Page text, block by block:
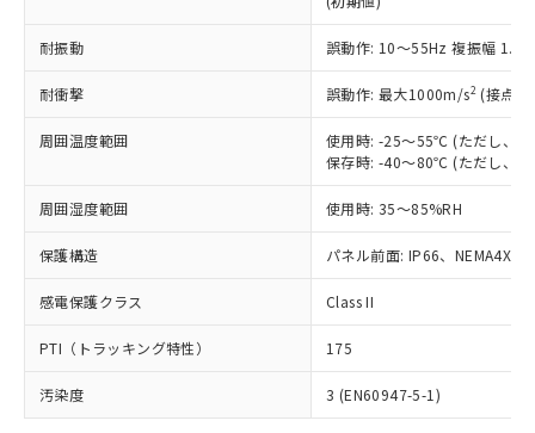
耐振動 誤動作: 10～55Hz 複振幅
耐衝撃 誤動作: 最大1000m/s2 (接点
周囲温度範囲
使用時: -25～55℃ (ただし、氷
保存時: -40～80℃ (ただし、氷
周囲湿度範囲 使用時: 35～85%RH
保護構造 パネル前面: IP66、NEMA4X,
感電保護クラス Class II
PTI（トラッキング特性） 175
汚染度 3 (EN60947-5-1)
正式な納期状況および標準価格はお客
様のお取引先、またはお客様担当のオ
オムロン制御機器販売店や当社販売拠
販売ネットワーク
」をご確認
在庫状況および標準価格結果を当社の
事前の承諾なく第三者に漏洩または開
示しないようお願いします。
マイパーツ機能（部品リスト作成サー
ビス）をご利用いただくには、I-Web
メンバーズにご登録されている必要が
あります。
登録された部品リストについて、当社
(PBDE) 1000ppm以下、フタル酸ビス(2-エチルヘキシ
ル) (DEHP)(別名：DOP) 1000ppm以下、フタル酸ブチ
ルベンジル（BBP） 1000ppm以下、フタル酸ジブチル
（DBP） 1000ppm以下、フタル酸ジイソブチル
但し、RoHS指令で産業用監視および制御機器に対する
フタル酸エステル類の４物質については閾値を超える意
図的な使用がないことを確認しています。
※2 対応予定月
部品在庫の切り替え状況などにより、予定
月が前後することがあります。
※3 非含有証明書ダウンロード
ニル類) : 1000ppm、 PBDEs(ポリ臭化ジフェニルエーテ
DBP(フタル酸ジブチル) : 1000ppm、 DIBP(フタル酸ジ
DEHP(フタル酸ビス(2-エチルヘキシル)) : 1000ppm
「ｅ」：有害物質（10物質）のすべてが基
準値以下であることを示します。
「10」：通常の使用状況下において有害物
質が外部に漏えいし、環境に深刻な影響を
及ぼさない年数を意味します。
「－」：未確認です。当社販売部門へお問
当社は規制貨物を破棄する場合は、完
全に破砕するなど、違法に輸出されな
いよう必要な手段を講じます。
当社は貴社製品を、核兵器、ミサイ
ル、化学兵器、生物兵器またはその他
武器並びにこれらの製造装置等に一切
当社は、貴社製品を第三者に販売する
場合は、上記1、2および3の内容を当
該第三者に通知します。また当社は、
販売先および販売に係わる関係者が違
法に輸出するおそれがある場合は、取
り引きをいたしません。
一定数以上の在庫あり
一定数には満たないが在庫あり
いては、お客様のお取引先、ま
たはお客様担当のオムロン制御
機器販売店・当社販売員にご確
白
受注生産機種、また在庫状況の
情報を公開していない機種